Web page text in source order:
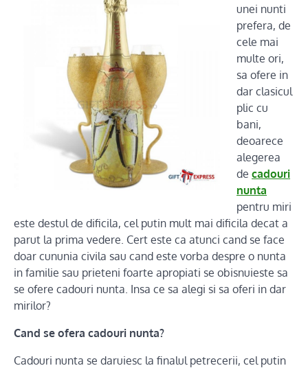
unei nunti
prefera, de
cele mai
multe ori,
sa ofere in
dar clasicul
plic cu
bani,
deoarece
alegerea
de cadouri
nunta
pentru miri
este destul de dificila, cel putin mult mai dificila decat a
parut la prima vedere. Cert este ca atunci cand se face
doar cununia civila sau cand este vorba despre o nunta
in familie sau prieteni foarte apropiati se obisnuieste sa
se ofere cadouri nunta. Insa ce sa alegi si sa oferi in dar
mirilor?
Cand se ofera cadouri nunta?
Cadouri nunta se daruiesc la finalul petrecerii, cel putin